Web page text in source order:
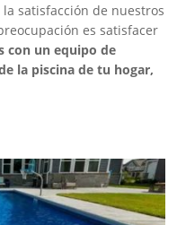
satisfacción de nuestros
es satisfacer
con un equipo de
la piscina de tu hogar,